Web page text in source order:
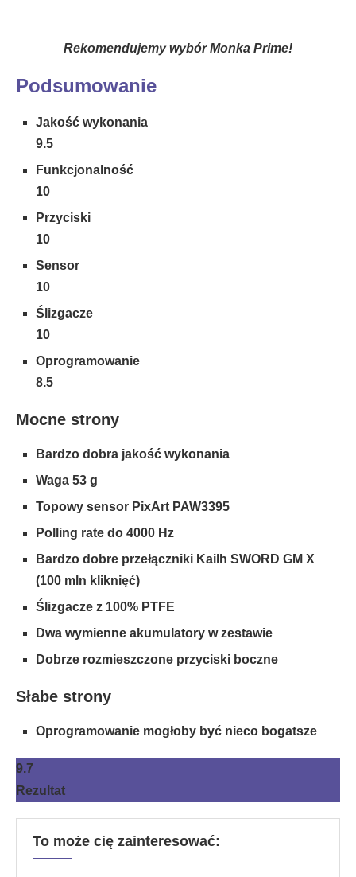
Rekomendujemy wybór Monka Prime!
Podsumowanie
Jakość wykonania
9.5
Funkcjonalność
10
Przyciski
10
Sensor
10
Ślizgacze
10
Oprogramowanie
8.5
Mocne strony
Bardzo dobra jakość wykonania
Waga 53 g
Topowy sensor PixArt PAW3395
Polling rate do 4000 Hz
Bardzo dobre przełączniki Kailh SWORD GM X
(100 mln kliknięć)
Ślizgacze z 100% PTFE
Dwa wymienne akumulatory w zestawie
Dobrze rozmieszczone przyciski boczne
Słabe strony
Oprogramowanie mogłoby być nieco bogatsze
9.7
Rezultat
To może cię zainteresować: